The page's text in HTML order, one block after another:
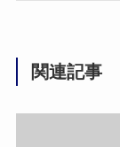
関連記事